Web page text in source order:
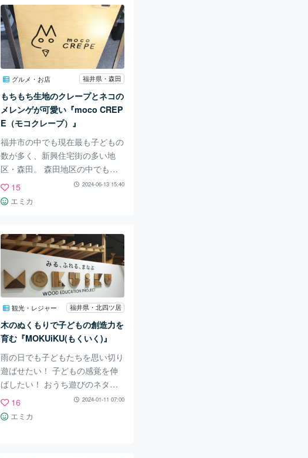
クスすることができる『ビリオン
珈琲』の魅力を紹介していきま
す。 今回、筆者が向かったのは
『ビリオン珈琲 開発店』。 国道
8号線や北陸自動車道に近く、大
型ショッピングセンターやホーム
センター、飲食店などが並ぶ大き
な道路に面しています。 ちなみ
に、運営会社のビリオン
グルメ・お店 福井県・森田
もちもち生地のクレープとネコの
メレンゲが可愛い『moco CREP
E（モコクレープ）』
福井市の中でも現在最も子どもの
数が多く、新興住宅街の多い地
区・森田。 森田地区の中でも九
頭竜川に程近い上野本町に、キッ
チンカーを構えるクレープ屋さん
があります。 ネコをこよなく愛
トでフルーツたっぷりのクレープ
が食べられる『moco CREPE』
の魅力を紹介していきます！ 九
頭竜川の堤防から住宅街に降り、
森田配水塔（マイアクア）付近に
行き、キャラクターのようなキッ
チンカーが目印です！ キュート
なネコちゃんのロゴの看板！ ク
レープのメニューの多さはキッチ
ンカー随一！？
15 2024-06-13 15:40
エミカ
観光・レジャー 福井県・北四ツ居
木のぬくもりで子どもの創造力を
育む『MOKUiKU(もくいく)』
雨の日でも子どもたちを思い切り
遊ばせたい！ 子どもの感覚を伸
ばしたい！ おうち遊びのネタが
尽きてしまった… そんな親子に
オススメなのが、パリオCITY内
にある『MOKUiKU(もくいく)』
16 2024-01-11 07:00
エミカ